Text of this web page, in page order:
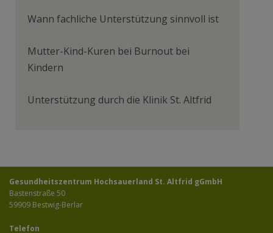
Wann fachliche Unterstützung sinnvoll ist
Mutter-Kind-Kuren bei Burnout bei
Kindern
Unterstützung durch die Klinik St. Altfrid
Gesundheitszentrum Hochsauerland St. Altfrid gGmbH
Bastenstraße 50
59909 Bestwig-Berlar
Telefon